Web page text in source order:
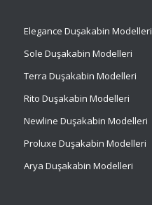
Elegance Duşakabin Modelleri
Sole Duşakabin Modelleri
Terra Duşakabin Modelleri
Rito Duşakabin Modelleri
Newline Duşakabin Modelleri
Proluxe Duşakabin Modelleri
Arya Duşakabin Modelleri